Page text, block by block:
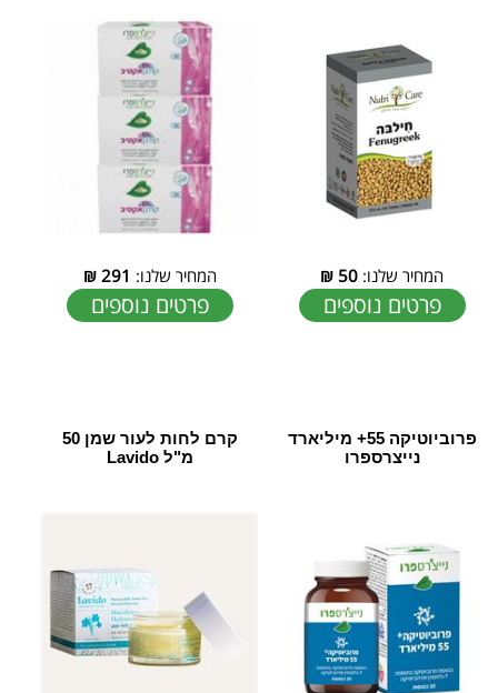
המחיר שלנו: 50
₪
פרטים נוספים
המחיר שלנו: 291
₪
פרטים נוספים
פרוביוטיקה 55+ מיליארד
נייצרספרו
קרם לחות לעור שמן 50
מ"ל Lavido